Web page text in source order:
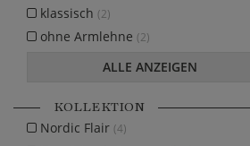
klassisch (2)
ohne Armlehne (2)
ALLE ANZEIGEN
KOLLEKTION
Nordic Flair (4)